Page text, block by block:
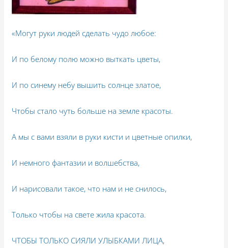
«Могут руки людей сделать чудо любое:
И по белому полю можно выткать цветы,
И по синему небу вышить солнце златое,
Чтобы стало чуть больше на земле красоты.
А мы с вами взяли в руки кисти и цветные опилки,
И немного фантазии и волшебства,
И нарисовали такое, что нам и не снилось,
Только чтобы на свете жила красота.
ЧТОБЫ ТОЛЬКО СИЯЛИ УЛЫБКАМИ ЛИЦА,